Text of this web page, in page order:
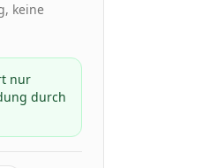
keine
nur
durch